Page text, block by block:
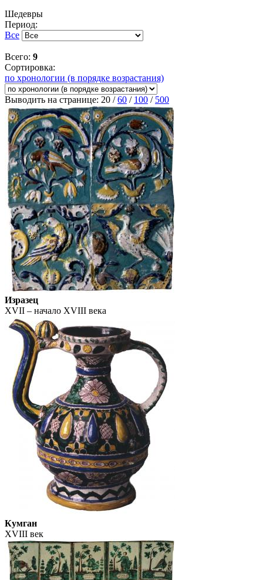
Шедевры
Период:
Все
Всего: 9
Сортировка:
по хронологии (в порядке возрастания)
Выводить на странице: 20 /60 / 100 / 500
Изразец
XVII – начало XVIII века
Кумган
XVIII век